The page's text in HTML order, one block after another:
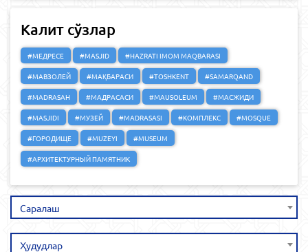
Калит сўзлар
#МЕДРЕСЕ #MASJID
#HAZRATI IMOM MAQBARASI
#МАВЗОЛЕЙ
#МАҚБАРАСИ #TOSHKENT
#SAMARQAND
#MADRASAH
#МАДРАСАСИ #MAUSOLEUM
#МАСЖИДИ
#MASJIDI
#МУЗЕЙ #MADRASASI #КОМПЛЕКС
#MOSQUE
#ГОРОДИЩЕ
#MUZEYI
#MUSEUM
#АРХИТЕКТУРНЫЙ ПАМЯТНИК
Саралаш
Ҳудудлар